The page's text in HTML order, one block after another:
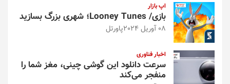
اپ بازار
بازی/ Looney Tunes؛ شهری بزرگ بسازید
08 آوریل 2024 پاورتل
اخبار فناوری
سرعت دانلود این گوشی چینی، مغز شما را
منفجر می‌کند